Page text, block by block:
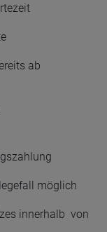
ab
möglich
innerhalb von